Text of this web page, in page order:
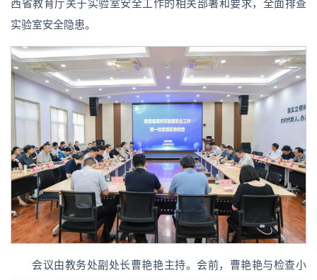
西省教育厅关于实验室安全工作的相关部署和要求，全面排查
实验室安全隐患。
会议由教务处副处长曹艳艳主持。会前，曹艳艳与检查小